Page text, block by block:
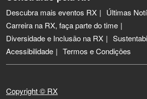
Descubra mais eventos RX
Últimas
Carreira na RX, faça parte do time
Diversidade e Inclusão na RX
Acessibilidade
Termos e Condições
Copyright © RX